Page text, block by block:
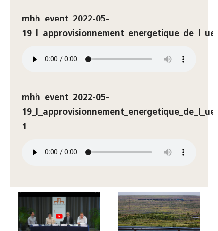
mhh_event_2022-05-
mhh_event_2022-05-
1